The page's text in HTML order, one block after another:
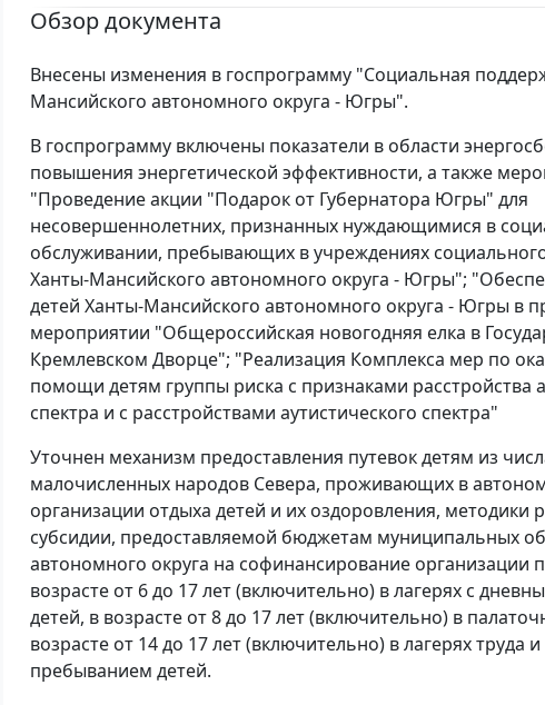
Обзор документа
Внесены изменения в госпрограмму "Социальная
Мансийского автономного округа - Югры".
В госпрограмму включены показатели в области
повышения энергетической эффективности, а также
"Проведение акции "Подарок от Губернатора Югры" для
несовершеннолетних, признанных нуждающимися в
обслуживании, пребывающих в учреждениях
Ханты-Мансийского автономного округа - Югры";
детей Ханты-Мансийского автономного округа - Югры в
мероприятии "Общероссийская новогодняя елка в
Кремлевском Дворце"; "Реализация Комплекса мер по
помощи детям группы риска с признаками расстройства
спектра и с расстройствами аутистического спектра"
Уточнен механизм предоставления путевок детям из
малочисленных народов Севера, проживающих в
организации отдыха детей и их оздоровления, методики
субсидии, предоставляемой бюджетам муниципальных
автономного округа на софинансирование организации
возрасте от 6 до 17 лет (включительно) в лагерях с
детей, в возрасте от 8 до 17 лет (включительно) в
возрасте от 14 до 17 лет (включительно) в лагерях труда
пребыванием детей.